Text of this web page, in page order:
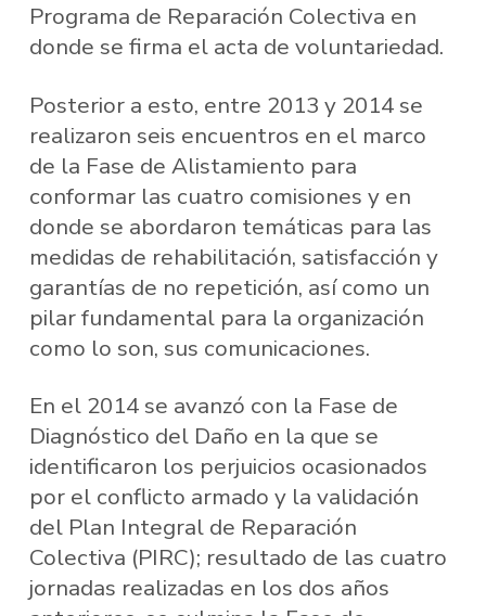
Programa de Reparación Colectiva en
donde se firma el acta de voluntariedad.
Posterior a esto, entre 2013 y 2014 se
realizaron seis encuentros en el marco
de la Fase de Alistamiento para
conformar las cuatro comisiones y en
donde se abordaron temáticas para las
medidas de rehabilitación, satisfacción y
garantías de no repetición, así como un
pilar fundamental para la organización
como lo son, sus comunicaciones.
En el 2014 se avanzó con la Fase de
Diagnóstico del Daño en la que se
identificaron los perjuicios ocasionados
por el conflicto armado y la validación
del Plan Integral de Reparación
Colectiva (PIRC); resultado de las cuatro
jornadas realizadas en los dos años